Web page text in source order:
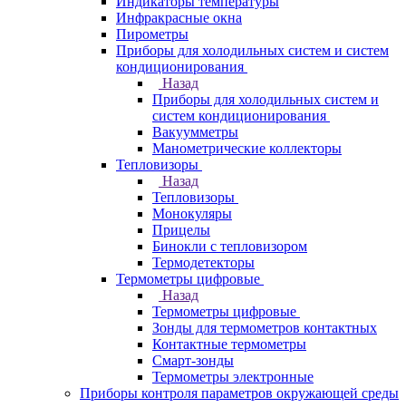
Инфракрасные окна
Пирометры
Приборы для холодильных систем и систем
кондиционирования
Назад
Приборы для холодильных систем и
систем кондиционирования
Вакуумметры
Манометрические коллекторы
Тепловизоры
Назад
Тепловизоры
Монокуляры
Прицелы
Бинокли с тепловизором
Термодетекторы
Термометры цифровые
Назад
Термометры цифровые
Зонды для термометров контактных
Контактные термометры
Смарт-зонды
Термометры электронные
Приборы контроля параметров окружающей среды